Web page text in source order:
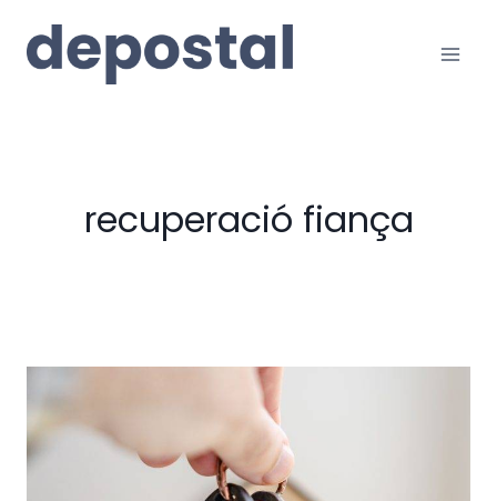
contingut
recuperació fiança